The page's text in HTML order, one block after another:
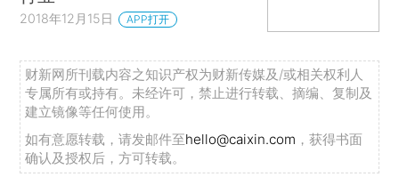
2018年12月15日 APP打开
财新网所刊载内容之知识产权为财新传媒及/或相关权利人
专属所有或持有。未经许可，禁止进行转载、摘编、复制及
建立镜像等任何使用。
如有意愿转载，请发邮件至hello@caixin.com ，获得书面
确认及授权后，方可转载。